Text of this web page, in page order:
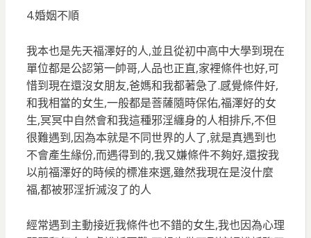
4.婚姻不順
我本也是先天福澤好的人,並且從初中高中大學到現在
單位都是公認第一帥哥,人品也正直,家裡條件也好,可
惜到現在還沒女朋友,爸媽和我都著急了.感覺條件好,
和我相當的女生,一般都是菩薩隨時保佑,福澤好的女
生,冥冥中自然會和我這種邪淫纏身的人相排斥,不但
很難遇到,因為本就是不同世界的人了,就是真遇到也
不會產生緣份,而遇得到的,我又嫌條件不夠好,還按我
以前福澤好的時候的標准來選,雖然我現在是沒什麼
福,都被邪淫折滅沒了的人
經常遇到主動接近我條件也不錯的女生,我也因為心理